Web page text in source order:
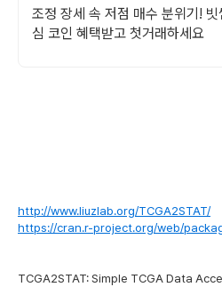
혜택
조정 장세 속 저점 매수 분위기!
심 코인 혜택받고 첫거래하세요
http://www.liuzlab.org/TCGA2STAT/
https://cran.r-project.org/web/
TCGA2STAT: Simple TCGA Data